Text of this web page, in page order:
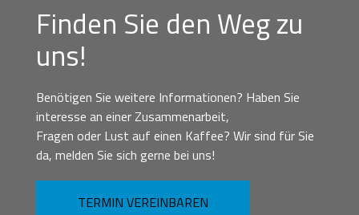
Finden Sie den Weg zu
uns!
Benötigen Sie weitere Informationen? Haben Sie
interesse an einer Zusammenarbeit,
Fragen oder Lust auf einen Kaffee? Wir sind für Sie
da, melden Sie sich gerne bei uns!
TERMIN VEREINBAREN